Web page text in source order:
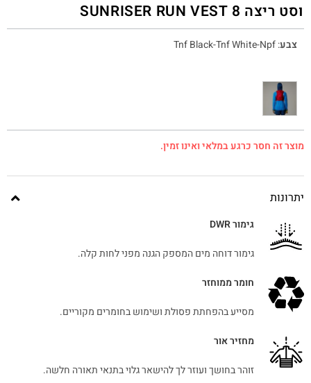
וסט ריצה SUNRISER RUN VEST 8
צבע:
Tnf Black-Tnf White-Npf
מוצר זה חסר כרגע במלאי ואינו זמין.
יתרונות
גימור DWR
גימור דוחה מים המספק הגנה מפני לחות קלה.
חומר ממוחזר
מסייע בהפחתת פסולת ושימוש בחומרים מקוריים.
מחזיר אור
זוהר בחושך ועוזר לך להישאר גלוי בתנאי תאורה חלשה.